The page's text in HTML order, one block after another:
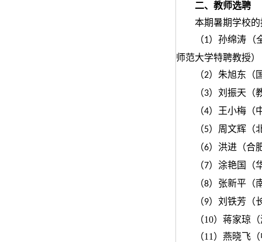
二、教师选聘
本期暑期学校
（1）孙绵涛（
师范大学特聘教授）
（2） 朱旭东（
（3） 刘振天（
（4）
王小梅（
（5）周文辉（
（6）洪进（合
（7）涂艳国（
（8） 张新平（
（9）刘铁芳（
（10）蒋家琼
（11）燕晓飞